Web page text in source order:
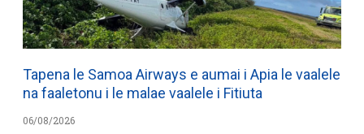
Tapena le Samoa Airways e aumai i Apia le vaalele
na faaletonu i le malae vaalele i Fitiuta
06/08/2026